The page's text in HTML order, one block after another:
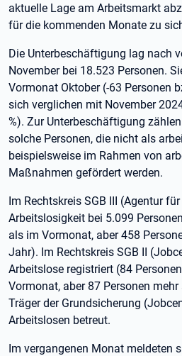
aktuelle Lage am Arbeitsmarkt
für die kommenden Monate zu
Die Unterbeschäftigung lag nach
November bei 18.523 Personen.
Vormonat Oktober (-63 Personen
sich verglichen mit November
%). Zur Unterbeschäftigung
solche Personen, die nicht als
beispielsweise im Rahmen von
Maßnahmen gefördert werden.
Im Rechtskreis SGB III (Agentur
Arbeitslosigkeit bei 5.099
als im Vormonat, aber 458
Jahr). Im Rechtskreis SGB II
Arbeitslose registriert (84
Vormonat, aber 87 Personen
Träger der Grundsicherung
Arbeitslosen betreut.
Im vergangenen Monat meldeten